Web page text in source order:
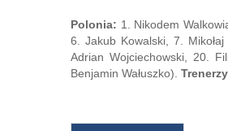
Polonia: 1. Nikodem
6. Jakub Kowalski, 7.
Adrian Wojciechowski, 20.
Benjamin Wałuszko).